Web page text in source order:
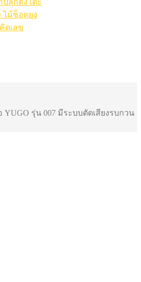
ปลุกตั้งโต๊ะ
ไม้ช็อตยุง
ดเลข
รุ่น 007 มีระบบตัดเสียงรบกวน